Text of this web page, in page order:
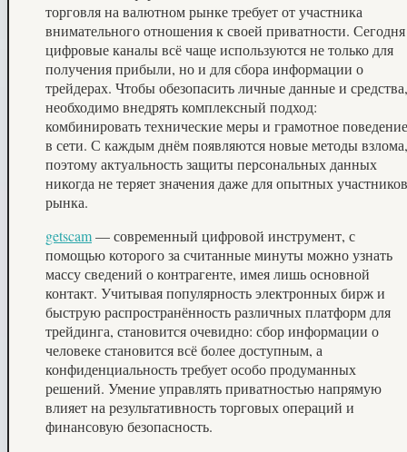
торговля на валютном рынке требует от участника
внимательного отношения к своей приватности. Сегодня
цифровые каналы всё чаще используются не только для
получения прибыли, но и для сбора информации о
трейдерах. Чтобы обезопасить личные данные и средства,
необходимо внедрять комплексный подход:
комбинировать технические меры и грамотное поведение
в сети. С каждым днём появляются новые методы взлома,
поэтому актуальность защиты персональных данных
никогда не теряет значения даже для опытных участников
рынка.
getscam— современный цифровой инструмент, с
помощью которого за считанные минуты можно узнать
массу сведений о контрагенте, имея лишь основной
контакт. Учитывая популярность электронных бирж и
быструю распространённость различных платформ для
трейдинга, становится очевидно: сбор информации о
человеке становится всё более доступным, а
конфиденциальность требует особо продуманных
решений. Умение управлять приватностью напрямую
влияет на результативность торговых операций и
финансовую безопасность.